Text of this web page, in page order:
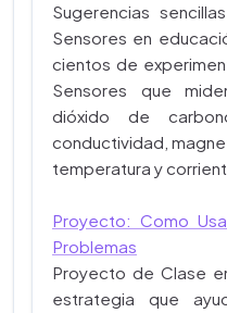
Sugerencias
Sensores en
cientos de
Sensores que
dióxido de
conductividad,
temperatura y
Proyecto: Como
Problemas
Proyecto de Clase
estrategia que